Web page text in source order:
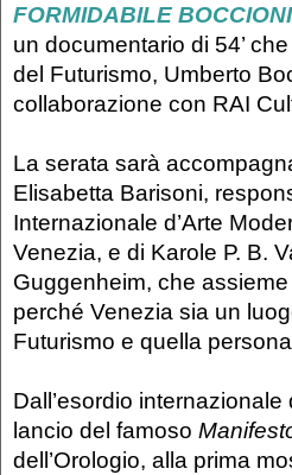
FORMIDABILE BOCCIONI
un documentario di 54’
del Futurismo, Umberto
collaborazione con RAI
La serata sarà
Elisabetta Barisoni,
Internazionale d’Arte
Venezia, e di Karole P. B.
Guggenheim, che
perché Venezia sia un
Futurismo e quella
Dall’esordio
lancio del famoso
dell’Orologio, alla prima